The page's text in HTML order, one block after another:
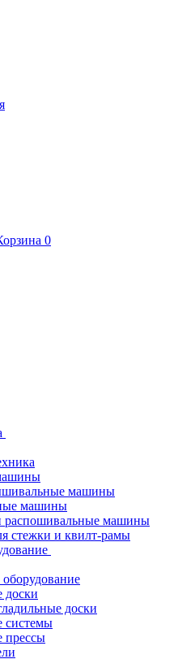
0
машины
машины
распошивальные машины
стежки и квилт-рамы
доски
доски
системы
прессы